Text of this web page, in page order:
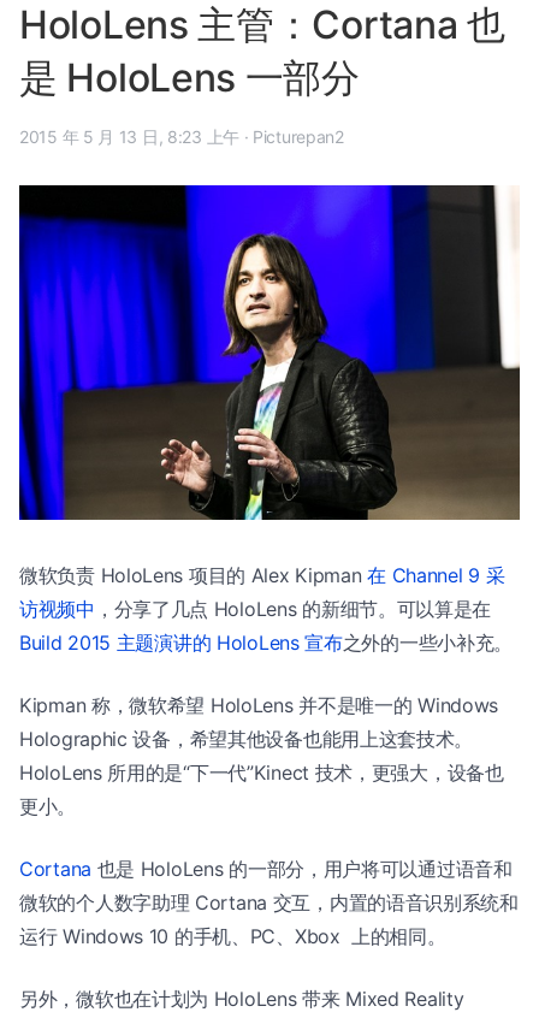
HoloLens 主管：Cortana 也
是 HoloLens 一部分
2015 年 5 月 13 日, 8:23 上午 · Picturepan2
微软负责 HoloLens 项目的 Alex Kipman在 Channel 9 采
访视频中 ，分享了几点 HoloLens 的新细节。可以算是在
Build 2015 主题演讲的 HoloLens 宣布之外的一些小补充。
Kipman 称，微软希望 HoloLens 并不是唯一的 Windows
Holographic 设备，希望其他设备也能用上这套技术。
HoloLens 所用的是“下一代”Kinect 技术，更强大，设备也
更小。
Cortana 也是 HoloLens 的一部分，用户将可以通过语音和
微软的个人数字助理 Cortana 交互，内置的语音识别系统和
运行 Windows 10 的手机、PC、Xbox 上的相同。
另外，微软也在计划为 HoloLens 带来 Mixed Reality